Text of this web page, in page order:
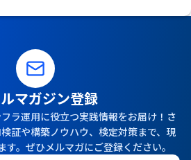
マガジン登録
ラ運用に役立つ実践情報をお届け！さ
証や構築ノウハウ、検定対策まで、現
。ぜひメルマガにご登録ください。